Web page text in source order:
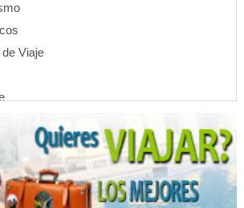
Viaje